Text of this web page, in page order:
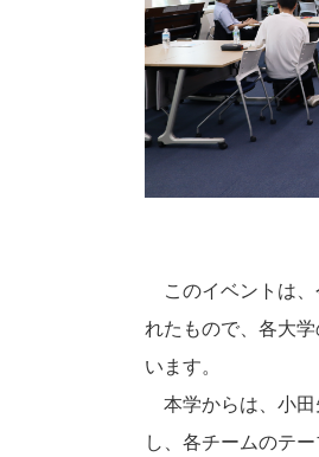
このイベントは、
れたもので、各大
います。
本学からは、小田
し、各チームのテ